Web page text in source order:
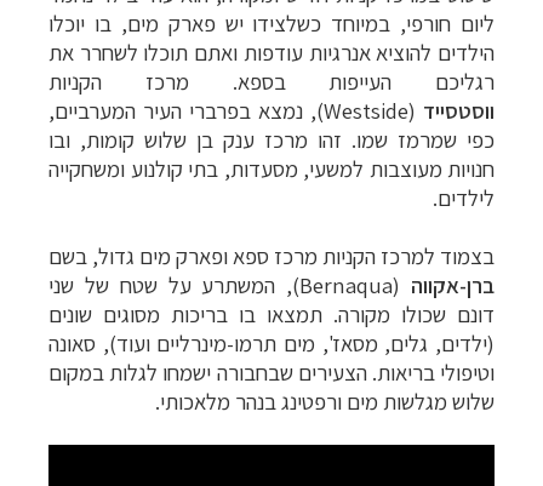
ליום חורפי, במיוחד כשלצידו יש פארק מים, בו יוכלו
הילדים להוציא אנרגיות עודפות ואתם תוכלו לשחרר את
רגליכם העייפות בספא. מרכז הקניות
ווסטסייד (
Westside), נמצא בפרברי העיר המערביים,
כפי שמרמז שמו. זהו מרכז ענק בן שלוש קומות, ובו
חנויות מעוצבות למשעי, מסעדות, בתי קולנוע ומשחקייה
לילדים.
בצמוד למרכז הקניות מרכז ספא ופארק מים גדול, בשם
ברן-אקווה (
Bernaqua), המשתרע על שטח של שני
דונם שכולו מקורה. תמצאו בו בריכות מסוגים שונים
(ילדים, גלים, מסאז', מים תרמו-מינרליים ועוד), סאונה
וטיפולי בריאות. הצעירים שבחבורה ישמחו לגלות במקום
שלוש מגלשות מים ורפטינג בנהר מלאכותי.